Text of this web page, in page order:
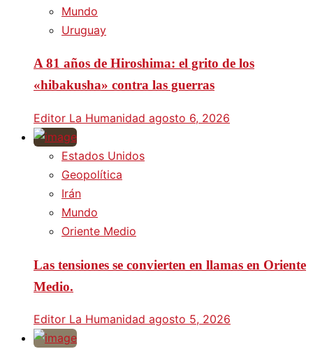
Mundo
Uruguay
A 81 años de Hiroshima: el grito de los
«hibakusha» contra las guerras
Editor La Humanidad agosto 6, 2026
Estados Unidos
Geopolítica
Irán
Mundo
Oriente Medio
Las tensiones se convierten en llamas en Oriente
Medio.
Editor La Humanidad agosto 5, 2026